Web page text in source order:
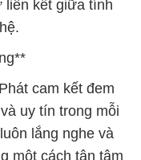
liên kết giữa tính
cam kết đem
uy tín trong mỗi
lắng nghe và
một cách tận tâm